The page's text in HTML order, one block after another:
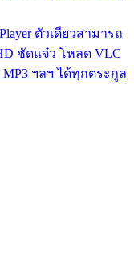
ตัวเดียวสามารถ
ชัดแจ๋ว โหลด VLC
MP3 ฯลฯ ได้ทุกตระกูล